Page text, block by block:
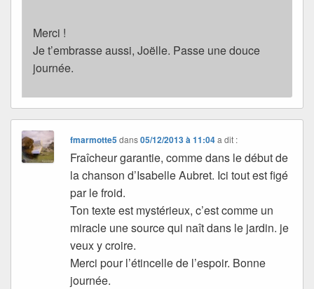
Merci !
Je t’embrasse aussi, Joëlle. Passe une douce
journée.
fmarmotte5dans05/12/2013 à 11:04 a dit :
Fraîcheur garantie, comme dans le début de
la chanson d’Isabelle Aubret. Ici tout est figé
par le froid.
Ton texte est mystérieux, c’est comme un
miracle une source qui naît dans le jardin. je
veux y croire.
Merci pour l’étincelle de l’espoir. Bonne
journée.